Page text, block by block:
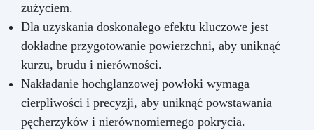
zużyciem.
Dla uzyskania doskonałego efektu kluczowe jest
dokładne przygotowanie powierzchni, aby uniknąć
kurzu, brudu i nierówności.
Nakładanie hochglanzowej powłoki wymaga
cierpliwości i precyzji, aby uniknąć powstawania
pęcherzyków i nierównomiernego pokrycia.